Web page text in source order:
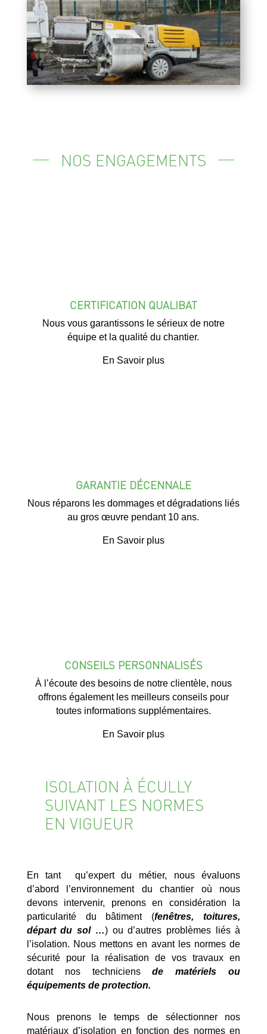
NOS ENGAGEMENTS
CERTIFICATION QUALIBAT
Nous vous garantissons le sérieux de notre
équipe et la qualité du chantier.
En Savoir plus
GARANTIE DÉCENNALE
Nous réparons les dommages et dégradations liés
au gros œuvre pendant 10 ans.
En Savoir plus
CONSEILS PERSONNALISÉS
À l’écoute des besoins de notre clientèle, nous
offrons également les meilleurs conseils pour
toutes informations supplémentaires.
En Savoir plus
ISOLATION À ÉCULLY
SUIVANT LES NORMES
EN VIGUEUR
En tant qu’expert du métier, nous évaluons
d’abord l’environnement du chantier où nous
devons intervenir, prenons en considération la
particularité du bâtiment (fenêtres, toitures,
départ du sol …) ou d’autres problèmes liés à
l’isolation. Nous mettons en avant les normes de
sécurité pour la réalisation de vos travaux en
dotant nos techniciensde matériels ou
équipements de protection.
Nous prenons le temps de sélectionner nos
matériaux d’isolation en fonction des normes en